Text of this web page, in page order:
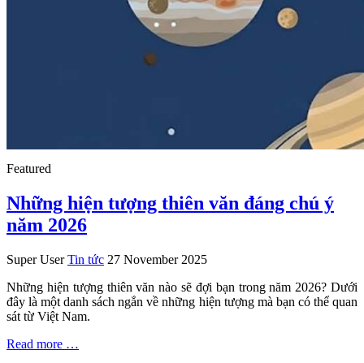
Featured
Những hiện tượng thiên văn đáng chú ý
năm 2026
Super User Tin tức 27 November 2025
Những hiện tượng thiên văn nào sẽ đợi bạn trong năm 2026? Dưới
đây là một danh sách ngắn về những hiện tượng mà bạn có thể quan
sát từ Việt Nam.
Read more …